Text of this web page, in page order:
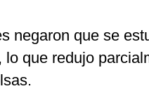
negaron que se
lo que redujo